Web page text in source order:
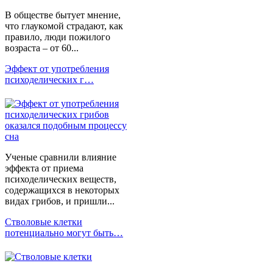
В обществе бытует мнение,
что глаукомой страдают, как
правило, люди пожилого
возраста – от 60...
Эффект от употребления
психоделических г…
Ученые сравнили влияние
эффекта от приема
психоделических веществ,
содержащихся в некоторых
видах грибов, и пришли...
Стволовые клетки
потенциально могут быть…